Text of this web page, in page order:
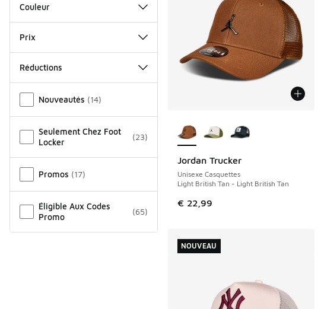
Couleur
Prix
Réductions
Nouveautés (14)
Seulement Chez Foot
Locker
(23)
Promos (17)
Éligible Aux Codes
Promo
(65)
Jordan Trucker
Unisexe Casquettes
Light British Tan - Light British Tan
€ 22,99
NOUVEAU
NOUVEAU